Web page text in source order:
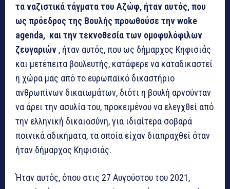
τα ναζιστικά τάγματα του Αζώφ, ήταν αυτός, που
ως πρόεδρος της Βουλής προωθούσε την woke
agenda, και την τεκνοθεσία των ομοφυλόφιλων
ζευγαριών , ήταν αυτός, που ως δήμαρχος Κηφισιάς
και μετέπειτα βουλευτής, κατάφερε να καταδικαστεί
η χώρα μας από το ευρωπαϊκό δικαστήριο
ανθρωπίνων δικαιωμάτων, διότι η βουλή αρνούνταν
να άρει την ασυλία του, προκειμένου να ελεγχθεί από
την ελληνική δικαιοσύνη, για ιδιαίτερα σοβαρά
ποινικά αδικήματα, τα οποία είχαν διαπραχθεί όταν
ήταν δήμαρχος Κηφισιάς.
Ήταν αυτός, όπου στις 27 Αυγούστου του 2021,